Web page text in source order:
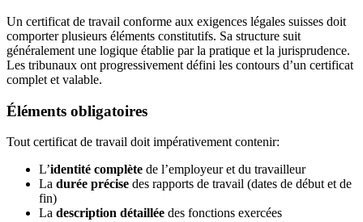
Un certificat de travail conforme aux exigences légales suisses doit
comporter plusieurs éléments constitutifs. Sa structure suit
généralement une logique établie par la pratique et la jurisprudence.
Les tribunaux ont progressivement défini les contours d’un certificat
complet et valable.
Éléments obligatoires
Tout certificat de travail doit impérativement contenir:
L’identité complète de l’employeur et du travailleur
La durée précise des rapports de travail (dates de début et de
fin)
La description détaillée des fonctions exercées